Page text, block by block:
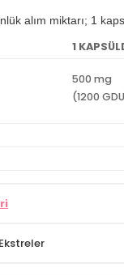
alım miktarı; 1
1
500 mg
(1200